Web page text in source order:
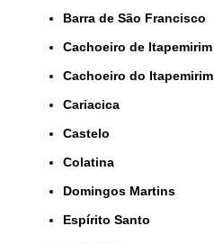
Barra de São Francisco
Cachoeiro de Itapemirim
Cachoeiro do Itapemirim
Cariacica
Castelo
Colatina
Domingos Martins
Espírito Santo